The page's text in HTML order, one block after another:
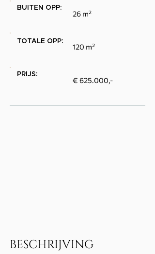
BUITEN OPP:
26 m²
TOTALE OPP:
120 m²
PRIJS:
€ 625.000,-
BESCHRIJVING